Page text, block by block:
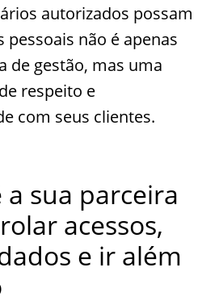
autorizados possam
pessoais não é apenas
de gestão, mas uma
respeito e
com seus clientes.
a sua parceira
acessos,
e ir além